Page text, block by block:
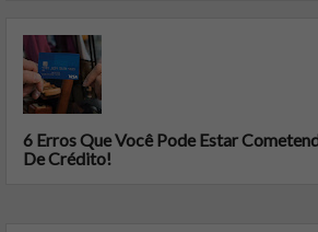
6 Erros Que Você Pode Estar
De Crédito!